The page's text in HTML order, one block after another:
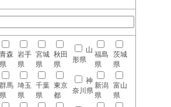
青森
県
岩手
県
宮城
県
秋田
県
山
形県
福島
県
茨城
県
群馬
県
埼玉
県
千葉
県
東京
都
神
奈川県
新潟
県
富山
県